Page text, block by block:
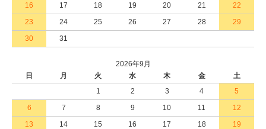
16
17 18 19 20 21
22
23
24 25 26 27 28
29
30
31
2026年9月
日
月 火 水 木 金
土
1
2 3 4
5
6
7 8 9 10 11
12
13
14 15 16 17 18
19